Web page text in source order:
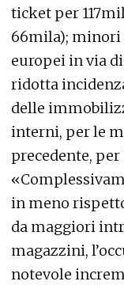
ticket per
66mila); minori
europei in via
ridotta
delle
interni, per le
precedente, per
in meno
da maggiori
magazzini,
notevole